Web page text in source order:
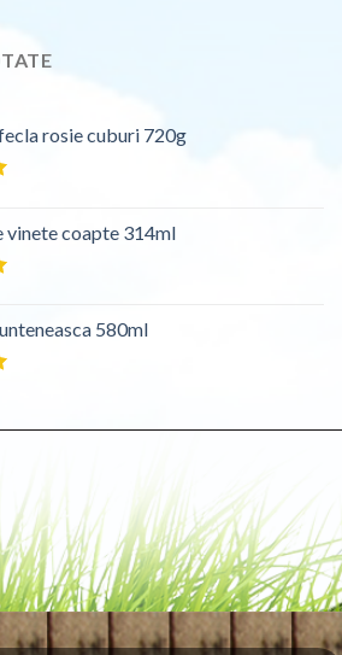
rosie cuburi 720g
vinete coapte 314ml
580ml